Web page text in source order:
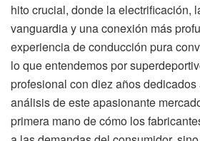
hito crucial, donde la electrificación,
vanguardia y una conexión más
experiencia de conducción pura
lo que entendemos por
profesional con diez años
análisis de este apasionante
primera mano de cómo los